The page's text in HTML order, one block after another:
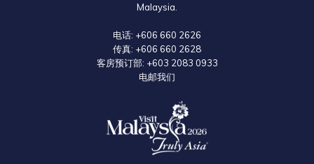
Malaysia.
电话: +606 660 2626
传真: +606 660 2628
客房预订部: +603 2083 0933
电邮我们